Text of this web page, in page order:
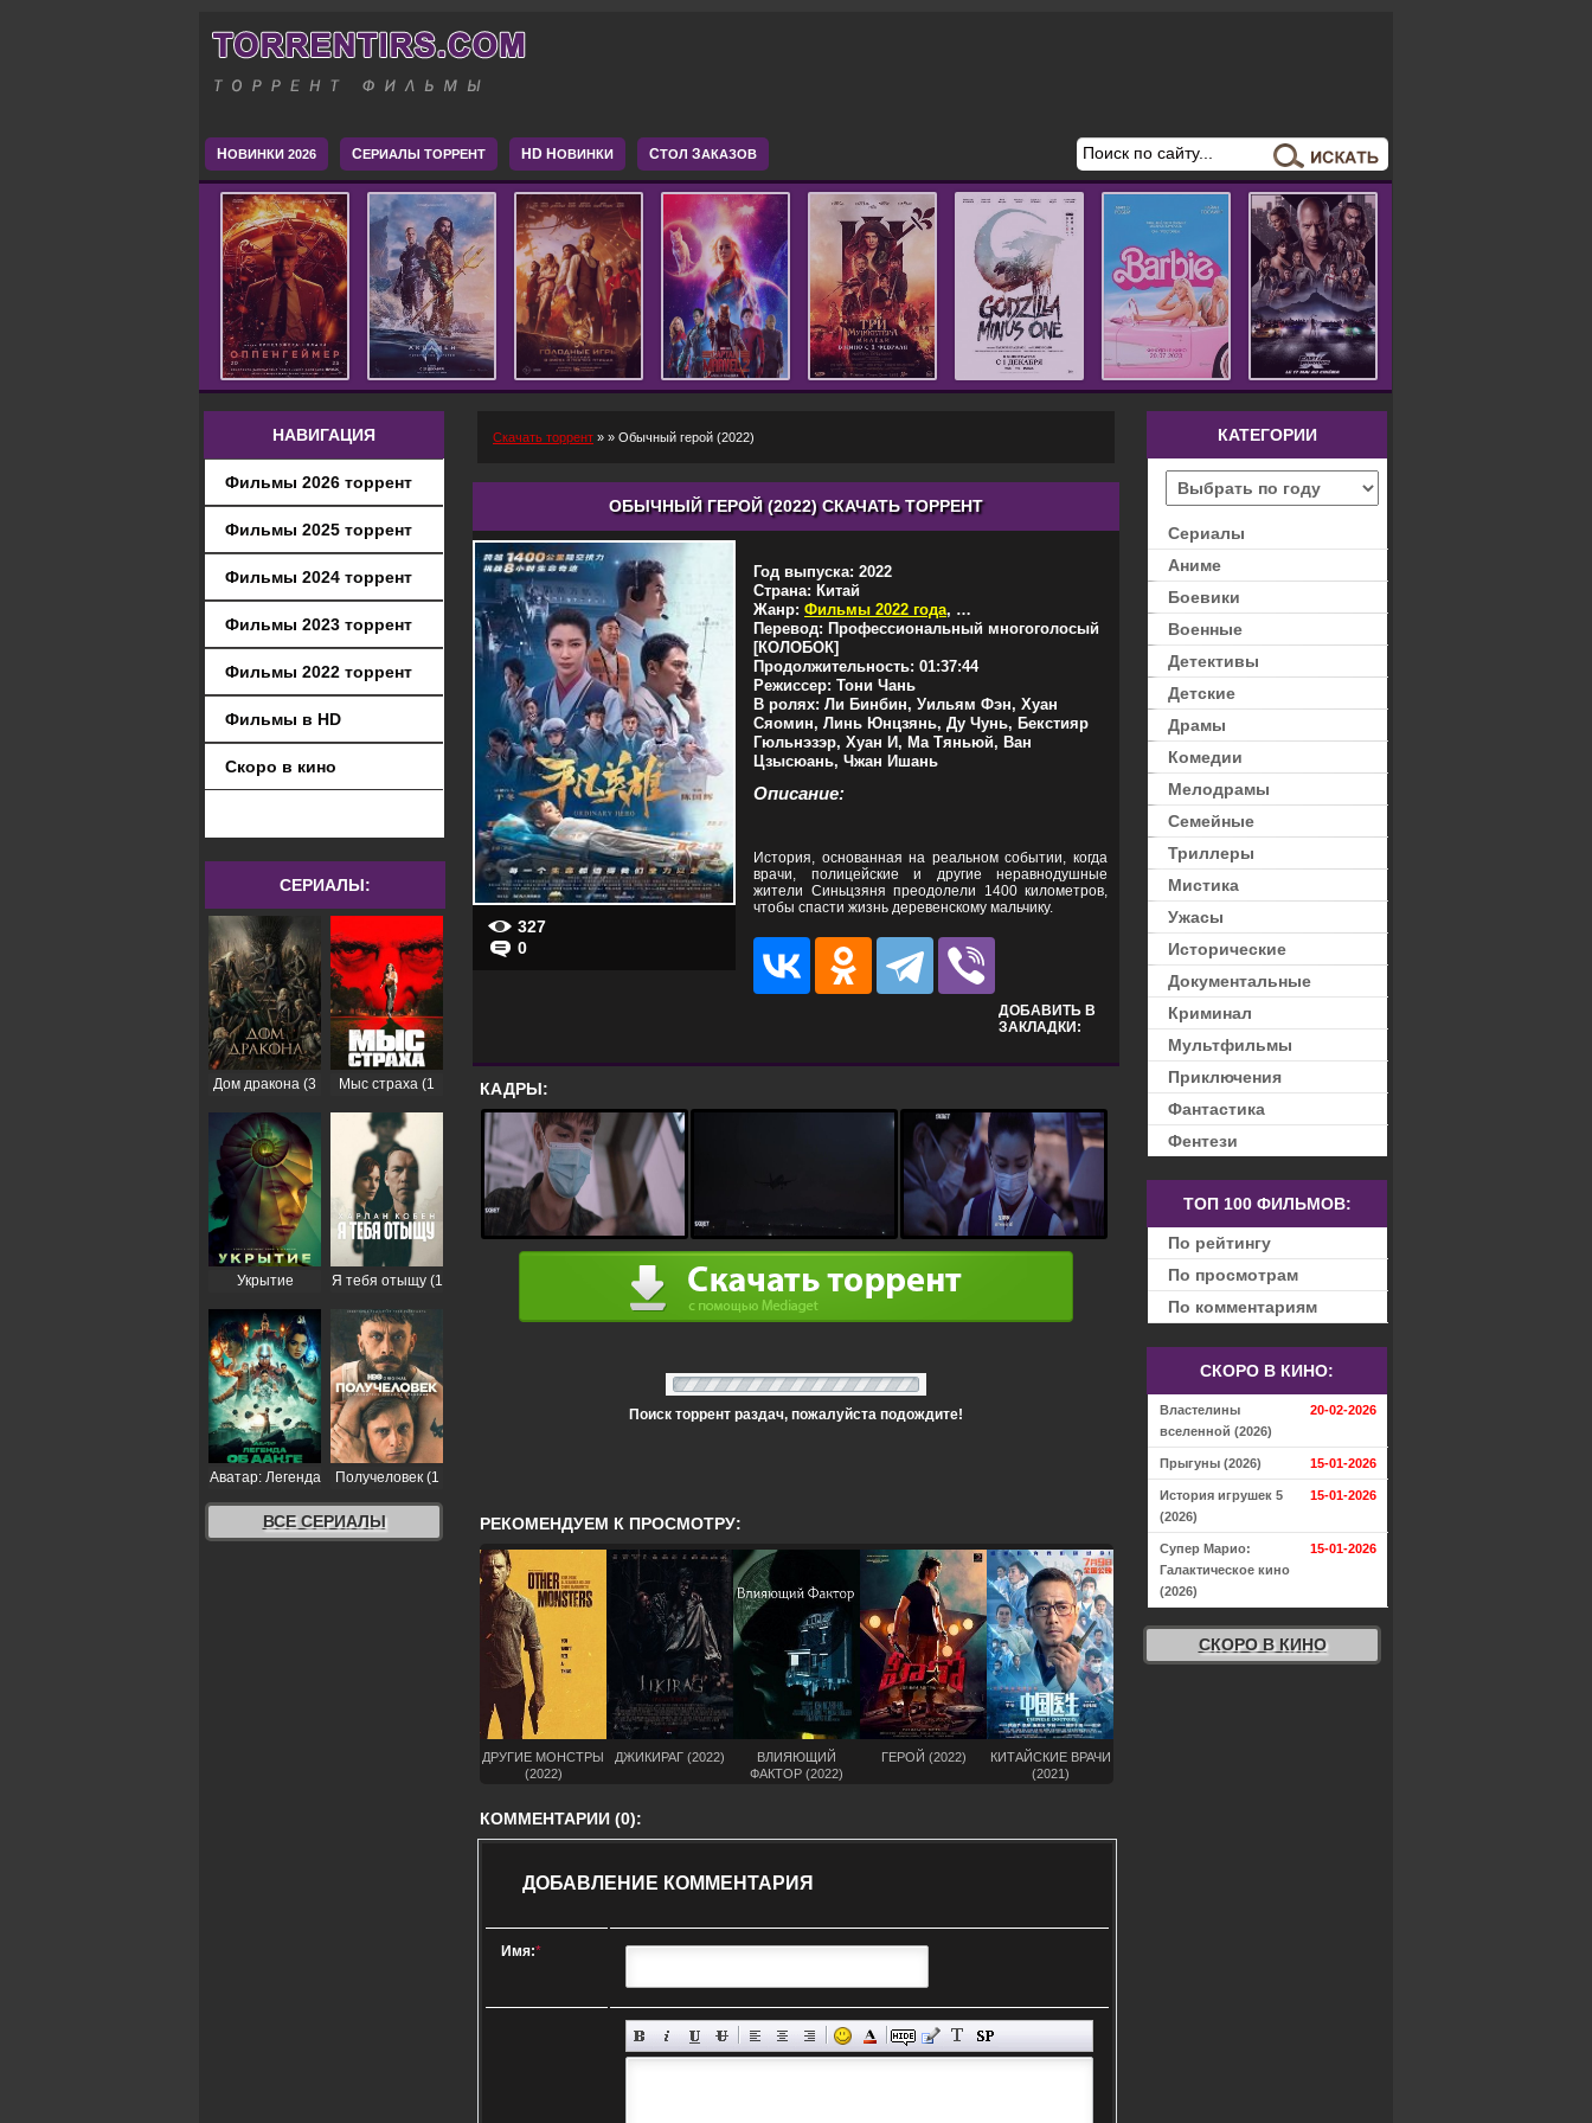
НОВИНКИ 2026 СЕРИАЛЫ ТОРРЕНТ HD НОВИНКИ СТОЛ ЗАКАЗОВ
НАВИГАЦИЯ
Фильмы 2026 торрент
Фильмы 2025 торрент
Фильмы 2024 торрент
Фильмы 2023 торрент
Фильмы 2022 торрент
Фильмы в HD
Скоро в кино
СЕРИАЛЫ:
Дом дракона (3
Мыс страха (1
Укрытие
сезон)
Я тебя отыщу (1
Аватар: Легенда
об Аанге (2
сезон)
Получеловек (1
сезон)
ВСЕ СЕРИАЛЫ
Скачать торрент » » Обычный герой (2022)
ОБЫЧНЫЙ ГЕРОЙ (2022) СКАЧАТЬ ТОРРЕНТ
327
0
Год выпуска: 2022
Страна: Китай
Жанр: Фильмы 2022 года, Драмы
Перевод: Профессиональный многоголосый
[КОЛОБОК]
Продолжительность: 01:37:44
Режиссер: Тони Чань
В ролях: Ли Бинбин, Уильям Фэн, Хуан
Сяомин, Линь Юнцзянь, Ду Чунь, Бекстияр
Гюльнэзэр, Хуан И, Ма Тяньюй, Ван
Цзысюань, Чжан Ишань
Описание:
История, основанная на реальном событии, когда
врачи, полицейские и другие неравнодушные
жители Синьцзяня преодолели 1400 километров,
чтобы спасти жизнь деревенскому мальчику.
ДОБАВИТЬ В
ЗАКЛАДКИ:
КАДРЫ:
Поиск торрент раздач, пожалуйста подождите!
РЕКОМЕНДУЕМ К ПРОСМОТРУ:
ДРУГИЕ МОНСТРЫ
(2022)
ДЖИКИРАГ (2022)
ВЛИЯЮЩИЙ
ФАКТОР (2022)
ГЕРОЙ (2022)
КИТАЙСКИЕ ВРАЧИ
(2021)
КОММЕНТАРИИ (0):
ДОБАВЛЕНИЕ КОММЕНТАРИЯ
Имя:*
КАТЕГОРИИ
Сериалы
Аниме
Боевики
Военные
Детективы
Детские
Драмы
Комедии
Мелодрамы
Семейные
Триллеры
Мистика
Ужасы
Исторические
Документальные
Криминал
Мультфильмы
Приключения
Фантастика
Фентези
ТОП 100 ФИЛЬМОВ:
По рейтингу
По просмотрам
По комментариям
СКОРО В КИНО:
Властелины
вселенной (2026)
20-02-2026
Прыгуны (2026) 15-01-2026
История игрушек 5
(2026)
15-01-2026
Супер Марио:
Галактическое кино
(2026)
15-01-2026
СКОРО В КИНО